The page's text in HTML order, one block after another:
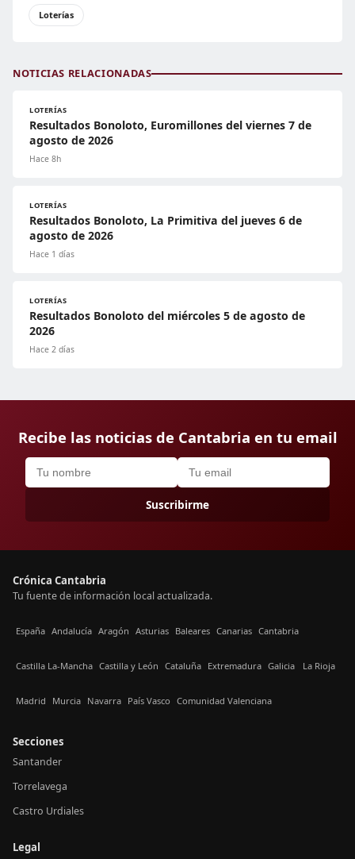
Loterías
NOTICIAS RELACIONADAS
LOTERÍAS
Resultados Bonoloto, Euromillones del viernes 7 de
agosto de 2026
Hace 8h
LOTERÍAS
Resultados Bonoloto, La Primitiva del jueves 6 de
agosto de 2026
Hace 1 días
LOTERÍAS
Resultados Bonoloto del miércoles 5 de agosto de
2026
Hace 2 días
Recibe las noticias de Cantabria en tu email
Suscribirme
Crónica Cantabria
Tu fuente de información local actualizada.
España Andalucía Aragón Asturias Baleares Canarias Cantabria
Castilla La-Mancha Castilla y León Cataluña Extremadura Galicia La Rioja
Madrid Murcia Navarra País Vasco Comunidad Valenciana
Secciones
Santander
Torrelavega
Castro Urdiales
Legal